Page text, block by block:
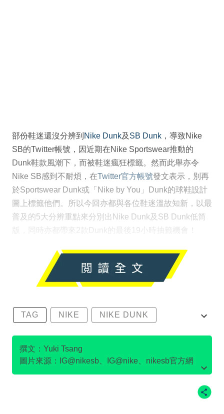
部份鞋迷還沒分辨到 Nike Dunk及 SB Dunk ，導致Nike
SB的Twitter帳號，因近期在Nike Sportswear推動的
Dunk鞋款風潮下，而被鞋迷瘋狂標籤。然而此舉亦令
Nike SB感到不耐煩，在Twitter官方帳號發文表示，別再
於Sportswear Dunk或「Nike by You」Dunk的球鞋設計
圖上標籤他們。所以今回亦都與各位鞋迷溫故知新，以最
普及的5大分辨重點來分別出Nike Dunk及SB Dunk低筒
版，同時亦都帶來2款Dunk的最後19小時抽籤機會！
TAG NIKE NIKE DUNK
SB DUNK
撰文：Yuki Tsang
圖片來源：IG@nikesb、IG@nike、nikesb官方網
站、Twitter@nikesb截圖、nike官方網站、